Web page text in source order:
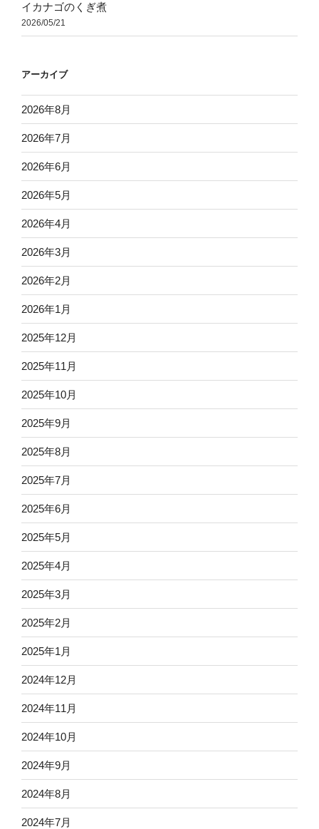
イカナゴのくぎ煮
2026/05/21
アーカイブ
2026年8月
2026年7月
2026年6月
2026年5月
2026年4月
2026年3月
2026年2月
2026年1月
2025年12月
2025年11月
2025年10月
2025年9月
2025年8月
2025年7月
2025年6月
2025年5月
2025年4月
2025年3月
2025年2月
2025年1月
2024年12月
2024年11月
2024年10月
2024年9月
2024年8月
2024年7月